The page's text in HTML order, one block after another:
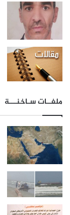
ملفــات سـاخنـــة